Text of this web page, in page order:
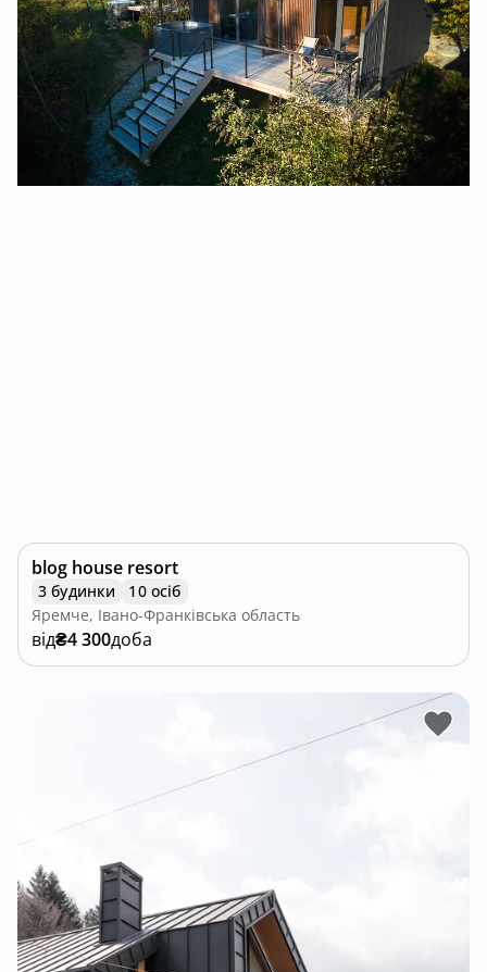
blog house resort
3 будинки
10 осіб
Яремче, Івано-Франківська область
від₴4 300доба